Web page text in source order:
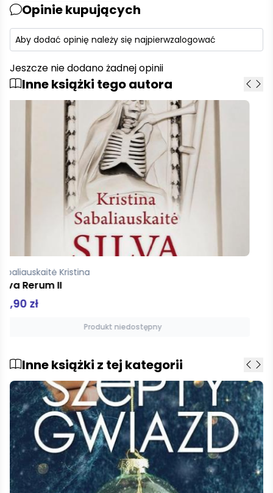
Opinie kupujących
Aby dodać opinię należy się najpierwzalogować
Jeszcze nie dodano żadnej opinii
Inne książki tego autora
Sabaliauskaite Kristina
Silva Rerum
44,90 zł
Produkt niedostępny
Inne książki z tej kategorii